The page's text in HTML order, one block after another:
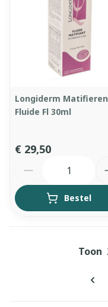
Longiderm
Fluide Fl 30ml
€ 29,50
Bestel
Toon